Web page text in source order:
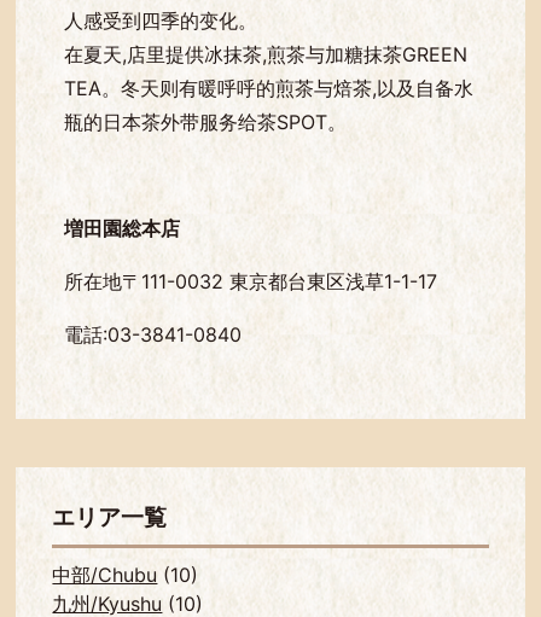
人感受到四季的变化。
在夏天,店里提供冰抹茶,煎茶与加糖抹茶GREEN
TEA。冬天则有暖呼呼的煎茶与焙茶,以及自备水
瓶的日本茶外带服务给茶SPOT。
増田園総本店
所在地〒111-0032 東京都台東区浅草1-1-17
電話:03-3841-0840
エリア一覧
中部/Chubu (10)
九州/Kyushu (10)